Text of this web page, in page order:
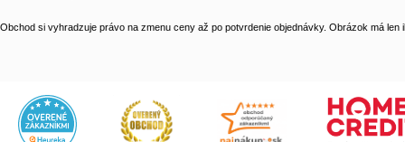
Obchod si vyhradzuje právo na zmenu ceny až po potvrdenie objednávky. Obrázok má len